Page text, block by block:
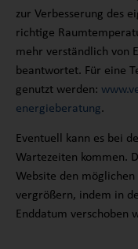
zur Verbesserung des
richtige
mehr verständlich von
beantwortet. Für eine
genutzt werden:
energieberatung.
Eventuell kann es bei
Wartezeiten kommen.
Website den
vergrößern, indem in
Enddatum verschoben